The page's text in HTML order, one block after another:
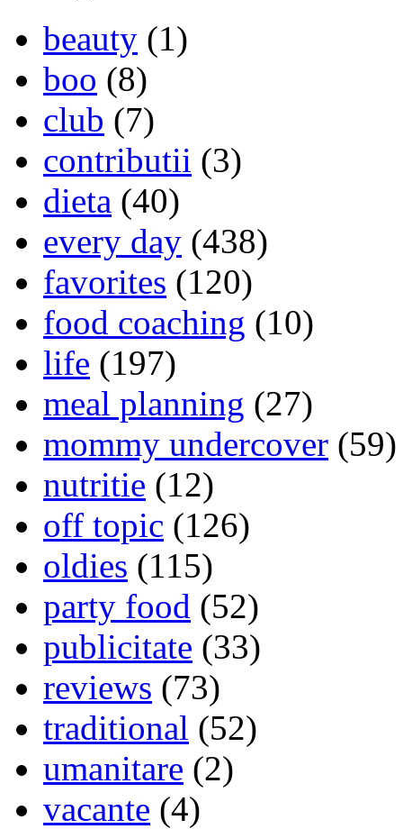
beauty (1)
boo (8)
club (7)
contributii (3)
dieta (40)
every day (438)
favorites (120)
food coaching (10)
life (197)
meal planning (27)
mommy undercover (59)
nutritie (12)
off topic (126)
oldies (115)
party food (52)
publicitate (33)
reviews (73)
traditional (52)
umanitare (2)
vacante (4)